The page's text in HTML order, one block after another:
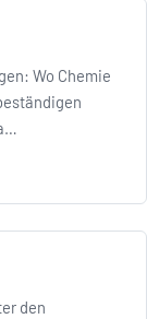
Wo Chemie
den